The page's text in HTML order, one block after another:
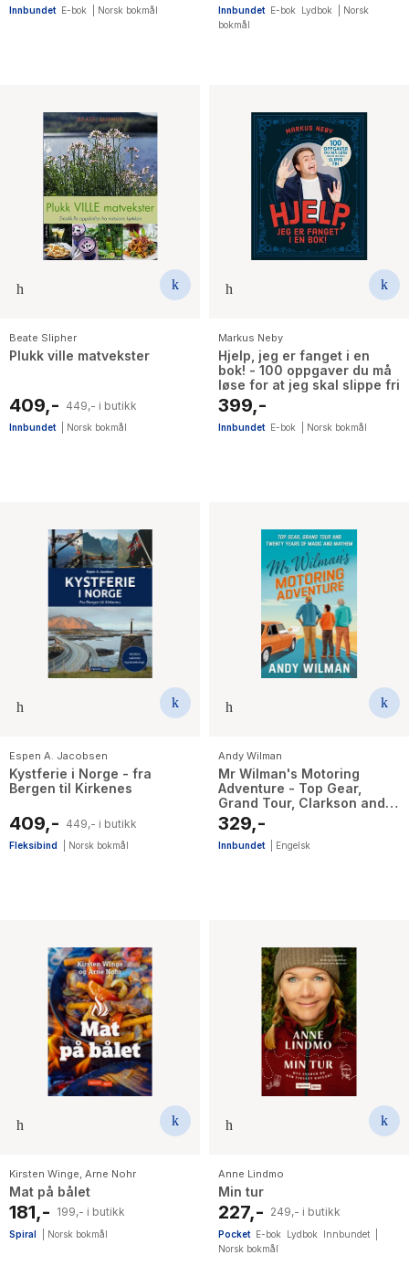
Innbundet E-bok Norsk bokmål Innbundet E-bok Lydbok
Norsk
bokmål
Beate Slipher
Plukk ville matvekster
409,- 449,- i butikk
Innbundet Norsk bokmål
Markus Neby
Hjelp, jeg er fanget i en
bok! - 100 oppgaver du må
løse for at jeg skal slippe fri
399,-
Innbundet E-bok Norsk bokmål
Espen A. Jacobsen
Kystferie i Norge - fra
Bergen til Kirkenes
409,- 449,- i butikk
Fleksibind Norsk bokmål
Andy Wilman
Mr Wilman's Motoring
Adventure - Top Gear,
Grand Tour, Clarkson and
Me
329,-
Innbundet Engelsk
Kirsten Winge Arne Nohr
Mat på bålet
181,- 199,- i butikk
Spiral Norsk bokmål
Anne Lindmo
Min tur
227,- 249,- i butikk
Pocket E-bok Lydbok Innbundet
Norsk bokmål